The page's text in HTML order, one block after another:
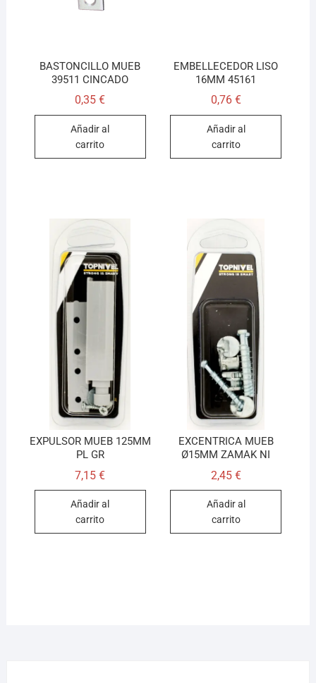
BASTONCILLO MUEB
39511 CINCADO
0,35€
Añadir al
carrito
EMBELLECEDOR LISO
16MM 45161
0,76 €
Añadir al
carrito
EXPULSOR MUEB 125MM
PL GR
7,15€
Añadir al
carrito
EXCENTRICA MUEB
Ø15MM ZAMAK NI
2,45 €
Añadir al
carrito